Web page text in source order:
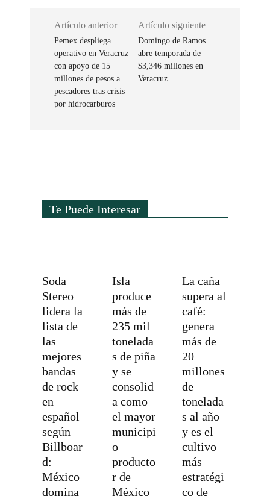
Artículo anterior
Pemex despliega
operativo en Veracruz
con apoyo de 15
millones de pesos a
pescadores tras crisis
por hidrocarburos
Artículo siguiente
Domingo de Ramos
abre temporada de
$3,346 millones en
Veracruz
Te Puede Interesar
Soda
Stereo
lidera la
lista de
las
mejores
bandas
de rock
en
español
según
Billboar
d:
México
domina
Isla
produce
más de
235 mil
tonelada
s de piña
y se
consolid
a como
el mayor
municipi
o
producto
r de
México
La caña
supera al
café:
genera
más de
20
millones
de
tonelada
s al año
y es el
cultivo
más
estratégi
co de